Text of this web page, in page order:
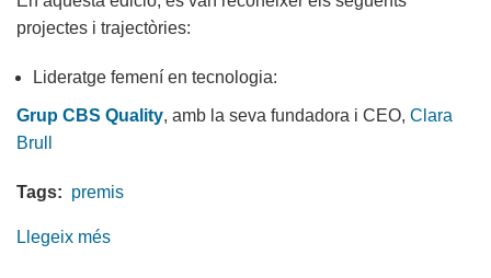
projectes i trajectòries:
Lideratge femení en tecnologia:
Grup CBS Quality, amb la seva fundadora i CEO, Clara
Brull
Tags: premis
Llegeix més